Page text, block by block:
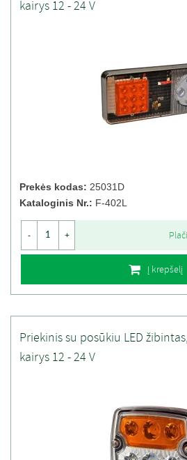
kairys 12 - 24 V
Prekės kodas: 25031D
Kataloginis Nr.: F-402L
- +
Į krepšelį
Priekinis su posūkiu LED
kairys 12 - 24 V